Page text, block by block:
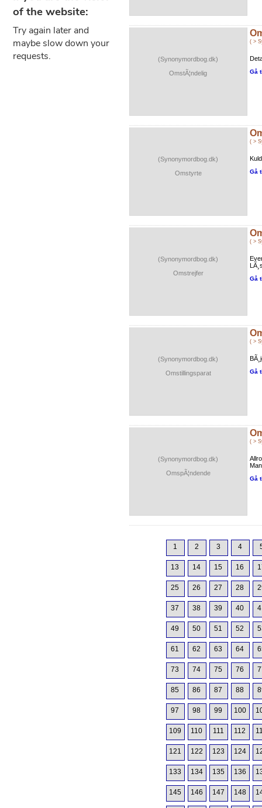
(Synonymordbog.dk)
OmstÃ¦ndelig
( >
Gå
(Synonymordbog.dk)
Omstyrte
( >
Gå
(Synonymordbog.dk)
Omstrejfer
( >
Gå
(Synonymordbog.dk)
Omstillingsparat
( >
Gå
(Synonymordbog.dk)
OmspÃ¦ndende
( >
Gå
1 2 3 4
13 14 15 16
25 26 27 28
37 38 39 40
49 50 51 52
61 62 63 64
73 74 75 76
85 86 87 88
97 98 99 100
109 110 111 112
121 122 123 124
133 134 135 136
145 146 147 148